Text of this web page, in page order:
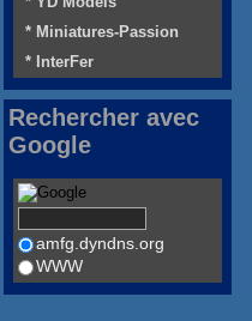
* Miniatures-Passion
* InterFer
Rechercher avec
Google
amfg.dyndns.org
WWW